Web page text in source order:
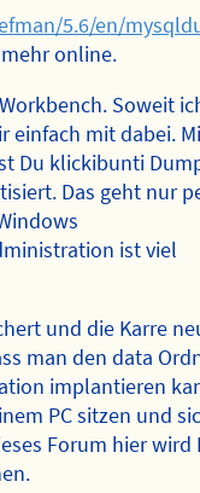
5.6/en/
online.
Soweit
einfach mit dabei.
Du klickibunti
Das geht nur
ist viel
und die Karre
man den data
implantieren
PC sitzen und
Forum hier wird